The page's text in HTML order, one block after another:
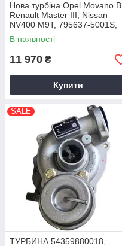
Нова турбіна Opel Movano B,
Renault Master III, Nissan
NV400 M9T, 795637-5001S,
2010+, 2.3 dCi 125
В наявності
11 970 ₴
Купити
SALE
ТУРБИНА 54359880018,